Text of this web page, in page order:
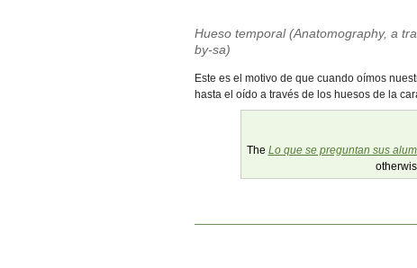
Hueso temporal (Anatomography, a
by-sa)
Este es el motivo de que cuando oímos
hasta el oído a través de los huesos de la
The Lo que se preguntan sus